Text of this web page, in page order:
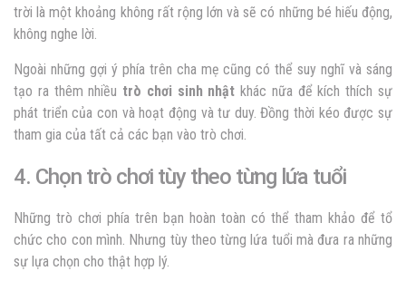
trời là một khoảng không rất rộng lớn và sẽ có những bé hiếu động,
không nghe lời.
Ngoài những gợi ý phía trên cha mẹ cũng có thể suy nghĩ và sáng
tạo ra thêm nhiều trò chơi sinh nhậtkhác nữa để kích thích sự
phát triển của con và hoạt động và tư duy. Đồng thời kéo được sự
tham gia của tất cả các bạn vào trò chơi.
4. Chọn trò chơi tùy theo từng lứa tuổi
Những trò chơi phía trên bạn hoàn toàn có thể tham khảo để tổ
chức cho con mình. Nhưng tùy theo từng lứa tuổi mà đưa ra những
sự lựa chọn cho thật hợp lý.